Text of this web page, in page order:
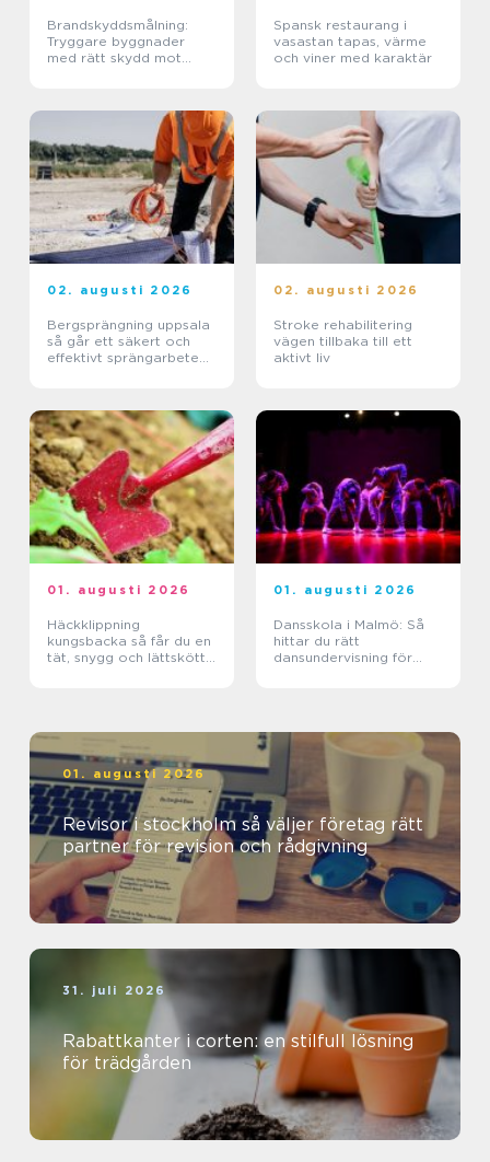
Brandskyddsmålning:
Tryggare byggnader
med rätt skydd mot
Spansk restaurang i
vasastan tapas, värme
och viner med karaktär
02. augusti 2026
Bergsprängning uppsala
så går ett säkert och
effektivt sprängarbete
02. augusti 2026
Stroke rehabilitering
vägen tillbaka till ett
aktivt liv
01. augusti 2026
Häckklippning
kungsbacka så får du en
tät, snygg och lättskött
01. augusti 2026
Dansskola i Malmö: Så
hittar du rätt
dansundervisning för
01. augusti 2026
Revisor i stockholm så väljer företag rätt
partner för revision och rådgivning
31. juli 2026
Rabattkanter i corten: en stilfull lösning
för trädgården